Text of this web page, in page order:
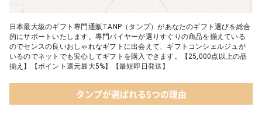
日本最大級のギフト専門通販TANP（タンプ）があなたのギフト選びを総合
的にサポートいたします。専門バイヤーが選りすぐりの商品を揃えている
のでセンスの良いおしゃれなギフトに出会えて、ギフトコンシェルジュが
いるのでネットでも安心してギフトを購入できます。【25,000点以上の品
揃え】【ポイント還元最大5%】【最短即日発送】
タンプが選ばれる5つの理由